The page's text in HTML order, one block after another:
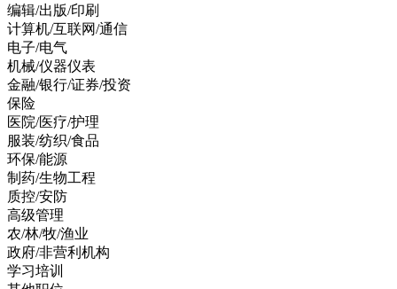
编辑/出版/印刷
计算机/互联网/通信
电子/电气
机械/仪器仪表
金融/银行/证券/投资
保险
医院/医疗/护理
服装/纺织/食品
环保/能源
制药/生物工程
质控/安防
高级管理
农/林/牧/渔业
政府/非营利机构
学习培训